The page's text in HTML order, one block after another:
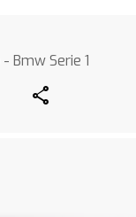
- Bmw Serie 1
Share